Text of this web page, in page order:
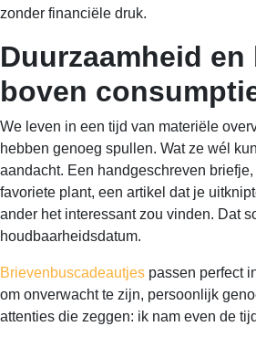
zonder financiële druk.
Duurzaamheid
boven
We leven in een tijd van materiële
hebben genoeg spullen. Wat ze wél
aandacht. Een handgeschreven
favoriete plant, een artikel dat je
ander het interessant zou vinden. Dat
houdbaarheidsdatum.
Brievenbuscadeautjes passen perfect
om onverwacht te zijn, persoonlijk
attenties die zeggen: ik nam even de